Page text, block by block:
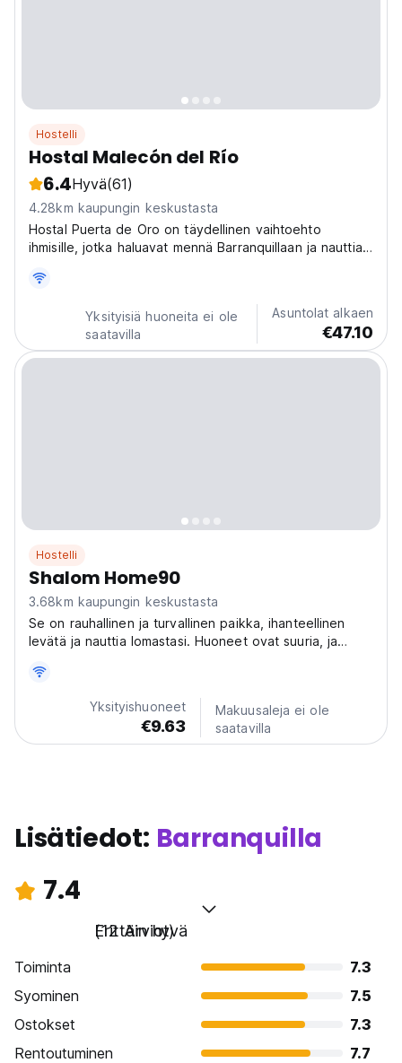
Hostelli
Hostal Malecón del Río
6.4Hyvä(61)
4.28km kaupungin keskustasta
Hostal Puerta de Oro on täydellinen vaihtoehto
ihmisille, jotka haluavat mennä Barranquillaan ja nauttia
Yksityisiä huoneita ei ole
saatavilla
Asuntolat alkaen
€47.10
Hostelli
Shalom Home90
3.68km kaupungin keskustasta
Se on rauhallinen ja turvallinen paikka, ihanteellinen
levätä ja nauttia lomastasi. Huoneet ovat suuria, ja
mukavuudestasi.
Yksityishuoneet
€9.63
Makuusaleja ei ole
saatavilla
Lisätiedot: Barranquilla
7.4
Erittäin hyvä
(12 Arviot)
Toiminta
7.3
Syominen
7.5
Ostokset
7.3
Rentoutuminen
7.7